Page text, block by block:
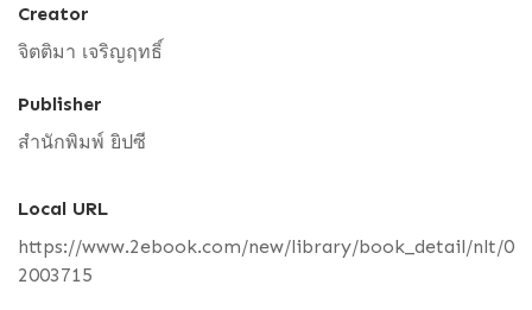
Creator
จิตติมา เจริญฤทธิ์
Publisher
สำนักพิมพ์ ยิปซี
Local URL
https://www.2ebook.com/new/library/book_detail/nlt/0
2003715